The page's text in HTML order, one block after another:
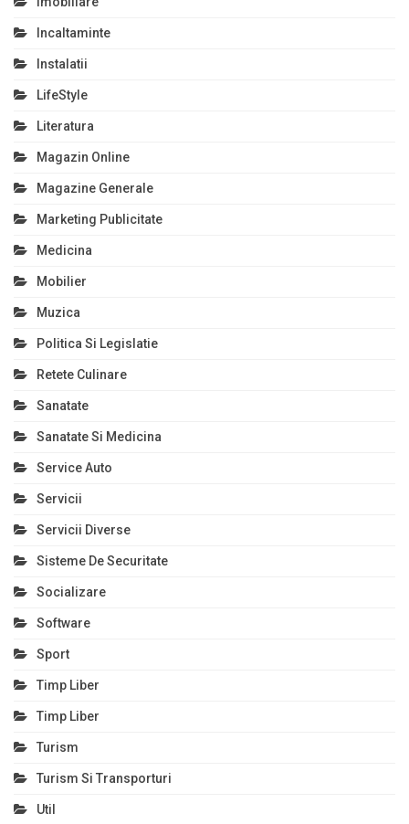
Incaltaminte
Instalatii
LifeStyle
Literatura
Magazin Online
Magazine Generale
Marketing Publicitate
Medicina
Mobilier
Muzica
Politica Si Legislatie
Retete Culinare
Sanatate
Sanatate Si Medicina
Service Auto
Servicii
Servicii Diverse
Sisteme De Securitate
Socializare
Software
Sport
Timp Liber
Timp Liber
Turism
Turism Si Transporturi
Util